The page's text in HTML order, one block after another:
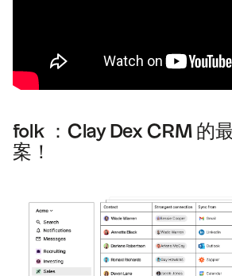
folk ：Clay Dex CRM 的
案！